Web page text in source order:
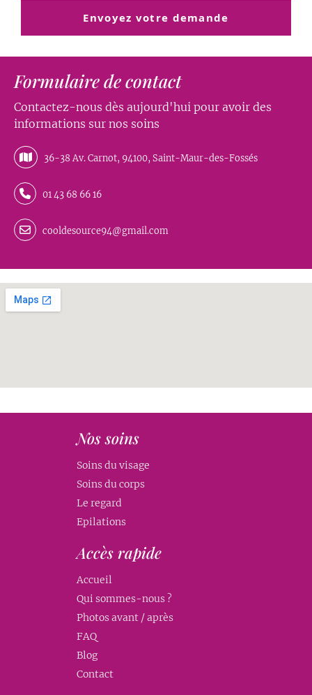
Formulaire de contact
Contactez-nous dès aujourd'hui pour avoir des
informations sur nos soins
36-38 Av. Carnot, 94100, Saint-Maur-des-Fossés
01 43 68 66 16
cooldesource94@gmail.com
Envoyez votre demande
Nos soins
Soins du visage
Soins du corps
Le regard
Epilations
Accès rapide
Accueil
Qui sommes-nous ?
Photos avant / après
FAQ
Blog
Contact